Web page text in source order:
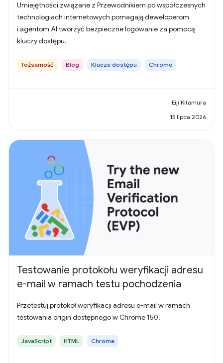
Umiejętności związane z Przewodnikiem po współczesnych
technologiach internetowych pomagają deweloperom
i agentom AI tworzyć bezpieczne logowanie za pomocą
kluczy dostępu.
Tożsamość Blog Klucze dostępu Chrome
Eiji Kitamura
15 lipca 2026
Testowanie protokołu weryfikacji adresu
e-mail w ramach testu pochodzenia
Przetestuj protokół weryfikacji adresu e-mail w ramach
testowania origin dostępnego w Chrome 150.
JavaScript HTML Chrome